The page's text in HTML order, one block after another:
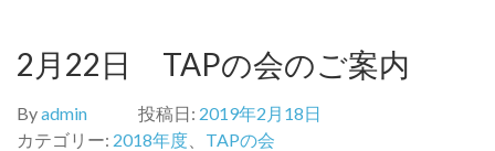
2月22日 TAPの会のご案内
Byadmin 投稿日: 2019年2月18日
カテゴリー: 2018年度 TAPの会